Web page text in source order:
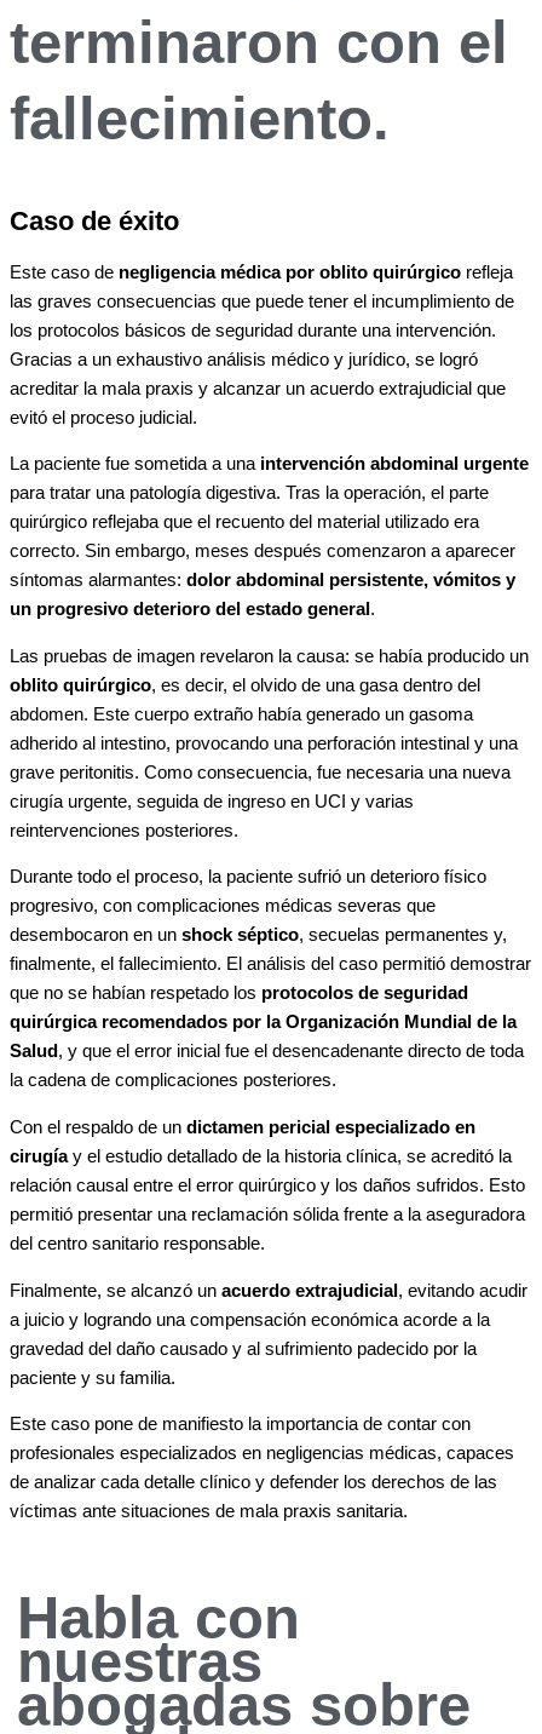
terminaron con el
fallecimiento.
Caso de éxito
Este caso de negligencia médica por oblito quirúrgico refleja
las graves consecuencias que puede tener el incumplimiento de
los protocolos básicos de seguridad durante una intervención.
Gracias a un exhaustivo análisis médico y jurídico, se logró
acreditar la mala praxis y alcanzar un acuerdo extrajudicial que
evitó el proceso judicial.
La paciente fue sometida a una intervención abdominal urgente
para tratar una patología digestiva. Tras la operación, el parte
quirúrgico reflejaba que el recuento del material utilizado era
correcto. Sin embargo, meses después comenzaron a aparecer
síntomas alarmantes: dolor abdominal persistente, vómitos y
un progresivo deterioro del estado general .
Las pruebas de imagen revelaron la causa: se había producido un
oblito quirúrgico, es decir, el olvido de una gasa dentro del
abdomen. Este cuerpo extraño había generado un gasoma
adherido al intestino, provocando una perforación intestinal y una
grave peritonitis. Como consecuencia, fue necesaria una nueva
cirugía urgente, seguida de ingreso en UCI y varias
reintervenciones posteriores.
Durante todo el proceso, la paciente sufrió un deterioro físico
progresivo, con complicaciones médicas severas que
desembocaron en un shock séptico, secuelas permanentes y,
finalmente, el fallecimiento. El análisis del caso permitió demostrar
que no se habían respetado los protocolos de seguridad
quirúrgica recomendados por la Organización Mundial de la
Salud, y que el error inicial fue el desencadenante directo de toda
la cadena de complicaciones posteriores.
Con el respaldo de un dictamen pericial especializado en
cirugíay el estudio detallado de la historia clínica, se acreditó la
relación causal entre el error quirúrgico y los daños sufridos. Esto
permitió presentar una reclamación sólida frente a la aseguradora
del centro sanitario responsable.
Finalmente, se alcanzó un acuerdo extrajudicial, evitando acudir
a juicio y logrando una compensación económica acorde a la
gravedad del daño causado y al sufrimiento padecido por la
paciente y su familia.
Este caso pone de manifiesto la importancia de contar con
profesionales especializados en negligencias médicas, capaces
de analizar cada detalle clínico y defender los derechos de las
víctimas ante situaciones de mala praxis sanitaria.
Habla con
nuestras
abogadas sobre